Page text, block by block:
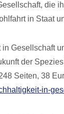
die
in Staat
Gesellschaft
der
Seiten, 38
in-